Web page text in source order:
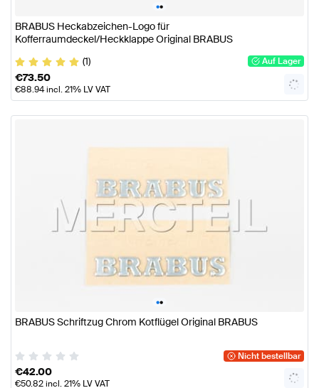
••
BRABUS Heckabzeichen-Logo für
Kofferraumdeckel/Heckklappe Original BRABUS
(1)
Auf Lager
€73.50
€88.94incl. 21% LV VAT
••
BRABUS Schriftzug Chrom Kotflügel Original BRABUS
Nicht bestellbar
€42.00
€50.82incl. 21% LV VAT